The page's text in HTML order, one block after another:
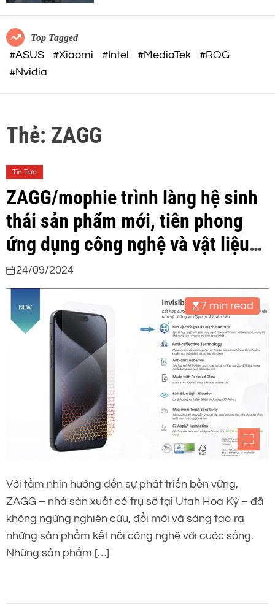
c
m
o
d
Top Tagged
#ASUS #Xiaomi #Intel #MediaTek
#ROG
#Nvidia
Thẻ: ZAGG
Tin Tức
ZAGG/mophie trình làng hệ sinh
thái sản phẩm mới, tiên phong
ứng dụng công nghệ và vật liệu
mới, mang lại giải pháp toàn diện
cho các thiết bị di động.
24/09/2024
7 min read
Với tầm nhìn hướng đến sự phát triển bền vững,
ZAGG – nhà sản xuất có trụ sở tại Utah Hoa Kỳ – đã
không ngừng nghiên cứu, đổi mới và sáng tạo ra
những sản phẩm kết nối công nghệ với cuộc sống.
Những sản phẩm […]